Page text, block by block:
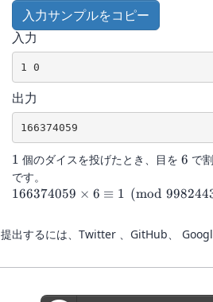
入力サンプルをコピー
入力
1 0
出力
166374059
1
1 個のダイスを投げたとき、目を 6
6 で
です。
166374059
\equiv 1
\pmod
166374059 × 6 ≡ 1 (mod
提出するには、Twitter 、GitHub、